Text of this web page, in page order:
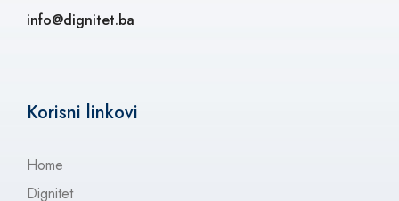
info@dignitet.ba
Korisni linkovi
Home
Dignitet